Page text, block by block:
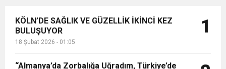
KÖLN’DE SAĞLIK VE GÜZELLİK İKİNCİ KEZ
BULUŞUYOR
18 Şubat 2026 - 01:05
1
“Almanya’da Zorbalığa Uğradım, Türkiye’de